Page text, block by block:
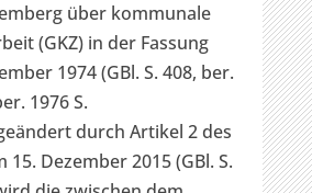
über kommunale
(GKZ) in der Fassung
1974 (GBl. S. 408, ber.
1976 S.
durch Artikel 2 des
15. Dezember 2015 (GBl. S.